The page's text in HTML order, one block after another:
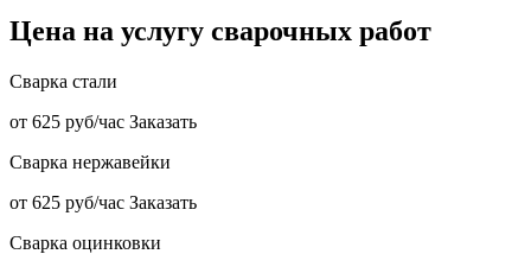
Цена на услугу сварочных работ
Сварка стали
от 625 руб/час Заказать
Сварка нержавейки
от 625 руб/час Заказать
Сварка оцинковки